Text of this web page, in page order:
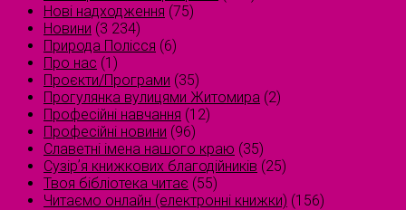
Нові надходження (75)
Новини (3 234)
Природа Полісся (6)
Про нас (1)
Проєкти/Програми (35)
Прогулянка вулицями Житомира (2)
Професійні навчання (12)
Професійні новини (96)
Славетні імена нашого краю (35)
Сузірʼя книжкових благодійників (25)
Твоя бібліотека читає (55)
Читаємо онлайн (електронні книжки) (156)